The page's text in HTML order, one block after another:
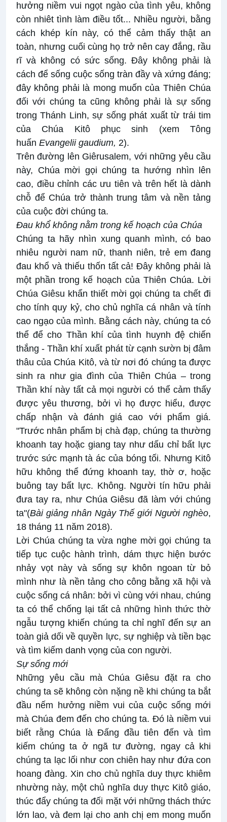
hưởng niềm vui ngọt ngào của tình yêu, không
còn nhiêt tình làm điều tốt... Nhiều người, bằng
cách khép kín này, có thể cảm thấy thật an
toàn, nhưng cuối cùng họ trở nên cay đắng, rầu
rĩ và không có sức sống. Đây không phải là
cách để sống cuộc sống tràn đầy và xứng đáng;
đây không phải là mong muốn của Thiên Chúa
đối với chúng ta cũng không phải là sự sống
trong Thánh Linh, sự sống phát xuất từ trái tim
của Chúa Kitô phục sinh (xem Tông
huấn Evangelii gaudium, 2).
Trên đường lên Giêrusalem, với những yêu cầu
này, Chúa mời gọi chúng ta hướng nhìn lên
cao, điều chỉnh các ưu tiên và trên hết là dành
chỗ để Chúa trở thành trung tâm và nền tảng
của cuộc đời chúng ta.
Đau khổ không nằm trong kế hoạch của Chúa
Chúng ta hãy nhìn xung quanh mình, có bao
nhiêu người nam nữ, thanh niên, trẻ em đang
đau khổ và thiếu thốn tất cả! Đây không phải là
một phần trong kế hoạch của Thiên Chúa. Lời
Chúa Giêsu khẩn thiết mời gọi chúng ta chết đi
cho tính quy kỷ, cho chủ nghĩa cá nhân và tính
cao ngạo của mình. Bằng cách này, chúng ta có
thể để cho Thần khí của tình huynh đệ chiến
thắng - Thần khí xuất phát từ cạnh sườn bị đâm
thâu của Chúa Kitô, và từ nơi đó chúng ta được
sinh ra như gia đình của Thiên Chúa – trong
Thần khí này tất cả mọi người có thể cảm thấy
được yêu thương, bởi vì họ được hiểu, được
chấp nhận và đánh giá cao với phẩm giá.
"Trước nhân phẩm bị chà đạp, chúng ta thường
khoanh tay hoặc giang tay như dấu chỉ bất lực
trước sức mạnh tà ác của bóng tối. Nhưng Kitô
hữu không thể đứng khoanh tay, thờ ơ, hoặc
buông tay bất lực. Không. Người tín hữu phải
đưa tay ra, như Chúa Giêsu đã làm với chúng
ta"(Bài giảng nhân Ngày Thế giới Người nghèo,
18 tháng 11 năm 2018).
Lời Chúa chúng ta vừa nghe mời gọi chúng ta
tiếp tục cuộc hành trình, dám thực hiện bước
nhảy vọt này và sống sự khôn ngoan từ bỏ
mình như là nền tảng cho công bằng xã hội và
cuộc sống cá nhân: bởi vì cùng với nhau, chúng
ta có thể chống lại tất cả những hình thức thờ
ngẫu tượng khiến chúng ta chỉ nghĩ đến sự an
toàn giả dối về quyền lực, sự nghiệp và tiền bạc
và tìm kiếm danh vọng của con người.
Sự sống mới
Những yêu cầu mà Chúa Giêsu đặt ra cho
chúng ta sẽ không còn nặng nề khi chúng ta bắt
đầu nếm hưởng niềm vui của cuộc sống mới
mà Chúa đem đến cho chúng ta. Đó là niềm vui
biết rằng Chúa là Đấng đầu tiên đến và tìm
kiếm chúng ta ở ngã tư đường, ngay cả khi
chúng ta lạc lối như con chiên hay như đứa con
hoang đàng. Xin cho chủ nghĩa duy thực khiêm
nhường này, một chủ nghĩa duy thực Kitô giáo,
thúc đẩy chúng ta đối mặt với những thách thức
lớn lao, và đem lại cho anh chị em mong muốn